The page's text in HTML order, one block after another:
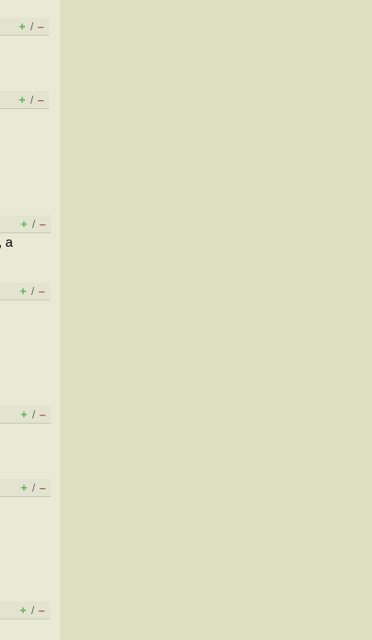
+ / –
+ / –
+ / –
а
+ / –
+ / –
+ / –
+ / –